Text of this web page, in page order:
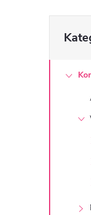
o
kategorie